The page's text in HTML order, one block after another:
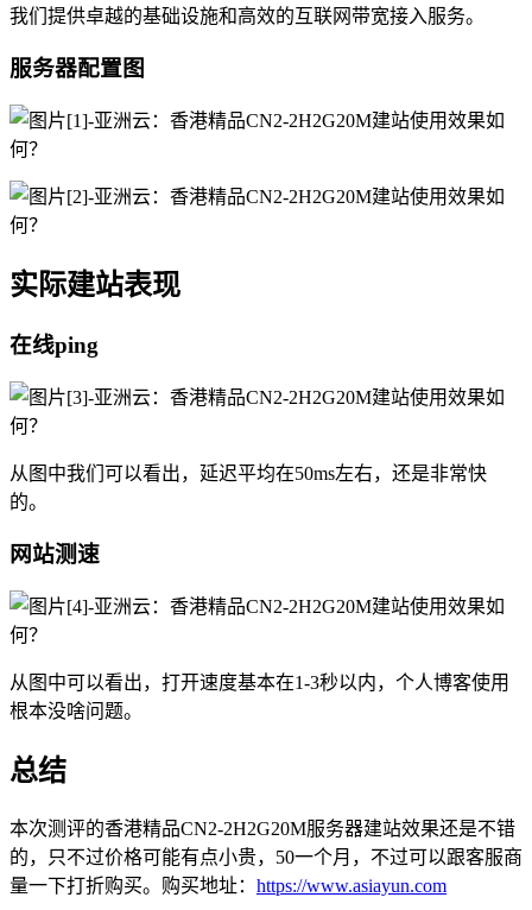
我们提供卓越的基础设施和高效的互联网带宽接入服务。
服务器配置图
实际建站表现
在线ping
从图中我们可以看出，延迟平均在50ms左右，还是非常快
的。
网站测速
从图中可以看出，打开速度基本在1-3秒以内，个人博客使用
根本没啥问题。
总结
本次测评的香港精品CN2-2H2G20M服务器建站效果还是不错
的，只不过价格可能有点小贵，50一个月，不过可以跟客服商
量一下打折购买。购买地址： https://www.asiayun.com